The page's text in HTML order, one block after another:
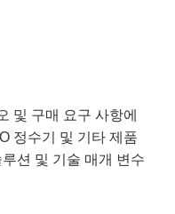
및 구매 요구 사항에
정수기 및 기타 제품
션 및 기술 매개 변수